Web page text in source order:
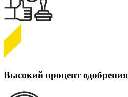
Высокий процент одобрения